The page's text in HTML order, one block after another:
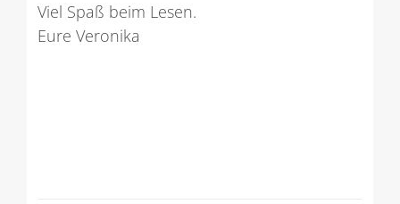
Viel Spaß beim Lesen.
Eure Veronika